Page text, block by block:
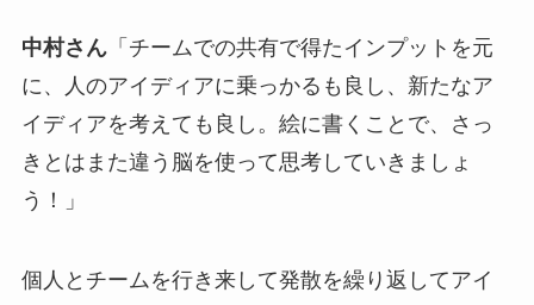
中村さん「チームでの共有で得たインプットを元
に、
人のアイディアに乗っかるも良し、 新たなア
イディアを考えても良し。絵に書くことで、さっ
きとはまた違う脳を使って思考していきましょ
う！」
個人とチームを行き来して発散を繰り返してアイ